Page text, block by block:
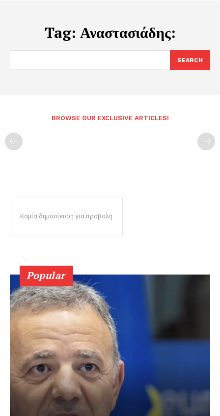
Tag: Αναστασιάδης:
SEARCH
BROWSE OUR EXCLUSIVE ARTICLES!
Καμία δημοσίευση για προβολή
Popular